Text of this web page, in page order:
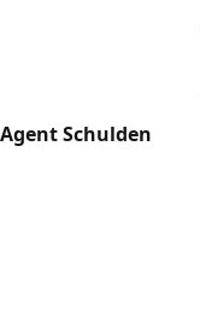
Agent Schulden